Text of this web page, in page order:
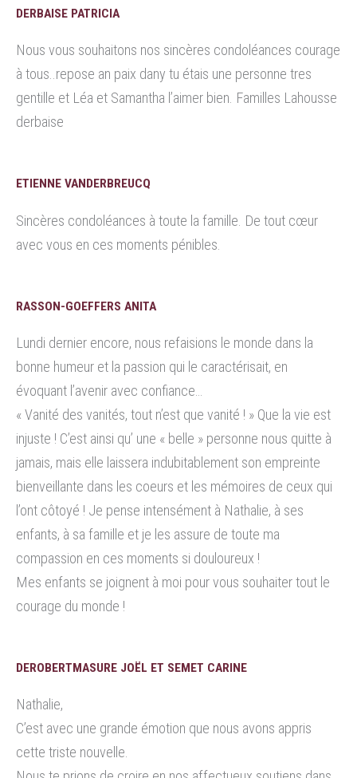
DERBAISE PATRICIA
Nous vous souhaitons nos sincères condoléances courage
à tous..repose an paix dany tu étais une personne tres
gentille et Léa et Samantha l’aimer bien. Familles Lahousse
derbaise
ETIENNE VANDERBREUCQ
Sincères condoléances à toute la famille. De tout cœur
avec vous en ces moments pénibles.
RASSON-GOEFFERS ANITA
Lundi dernier encore, nous refaisions le monde dans la
bonne humeur et la passion qui le caractérisait, en
évoquant l’avenir avec confiance…
« Vanité des vanités, tout n’est que vanité ! » Que la vie est
injuste ! C’est ainsi qu’ une « belle » personne nous quitte à
jamais, mais elle laissera indubitablement son empreinte
bienveillante dans les coeurs et les mémoires de ceux qui
l’ont côtoyé ! Je pense intensément à Nathalie, à ses
enfants, à sa famille et je les assure de toute ma
compassion en ces moments si douloureux !
Mes enfants se joignent à moi pour vous souhaiter tout le
courage du monde !
DEROBERTMASURE JOËL ET SEMET CARINE
Nathalie,
C’est avec une grande émotion que nous avons appris
cette triste nouvelle.